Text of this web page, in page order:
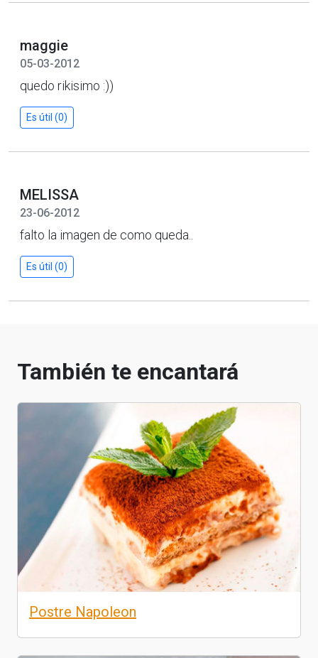
maggie
05-03-2012
quedo rikisimo :))
Es útil (0)
MELISSA
23-06-2012
falto la imagen de como queda..
Es útil (0)
También te encantará
Postre Napoleon